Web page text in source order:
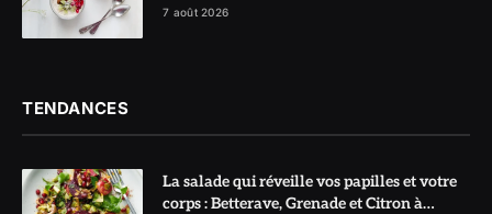
7 août 2026
TENDANCES
La salade qui réveille vos papilles et votre
corps : Betterave, Grenade et Citron à